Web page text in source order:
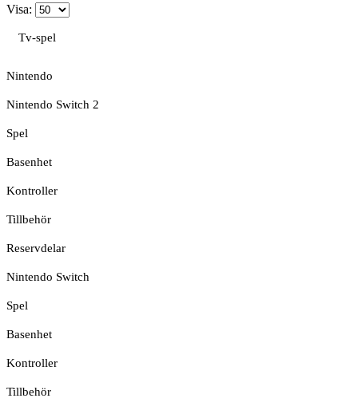
Visa:
Tv-spel
Nintendo
Nintendo Switch 2
Spel
Basenhet
Kontroller
Tillbehör
Reservdelar
Nintendo Switch
Spel
Basenhet
Kontroller
Tillbehör